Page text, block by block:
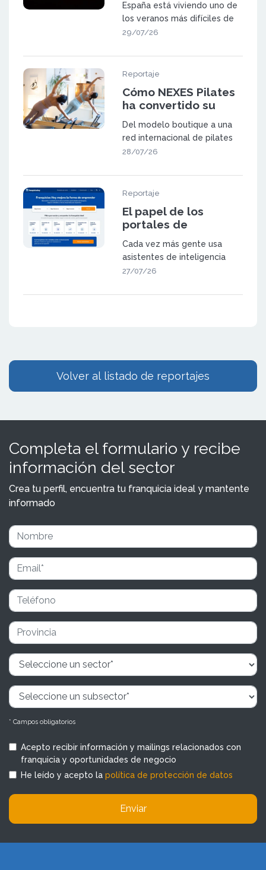
España está viviendo uno de
los veranos más difíciles de
las últimas décadas. Los in
29/07/26
Reportaje
Cómo NEXES Pilates
ha convertido su
metodología en una
red de 23 centros en
España y Suiza
Del modelo boutique a una
red internacional de pilates
NEXES Pilates & Movement
28/07/26
Reportaje
El papel de los
portales de
franquicia en la
búsqueda
generativa
Cada vez más gente usa
asistentes de inteligencia
artificial (como ChatGPT,
27/07/26
Volver al listado de reportajes
Completa el formulario y recibe
información del sector
Crea tu perfil, encuentra tu franquicia ideal y mantente
informado
* Campos obligatorios
Acepto recibir información y mailings relacionados con
franquicia y oportunidades de negocio
He leído y acepto la política de protección de datos
Enviar